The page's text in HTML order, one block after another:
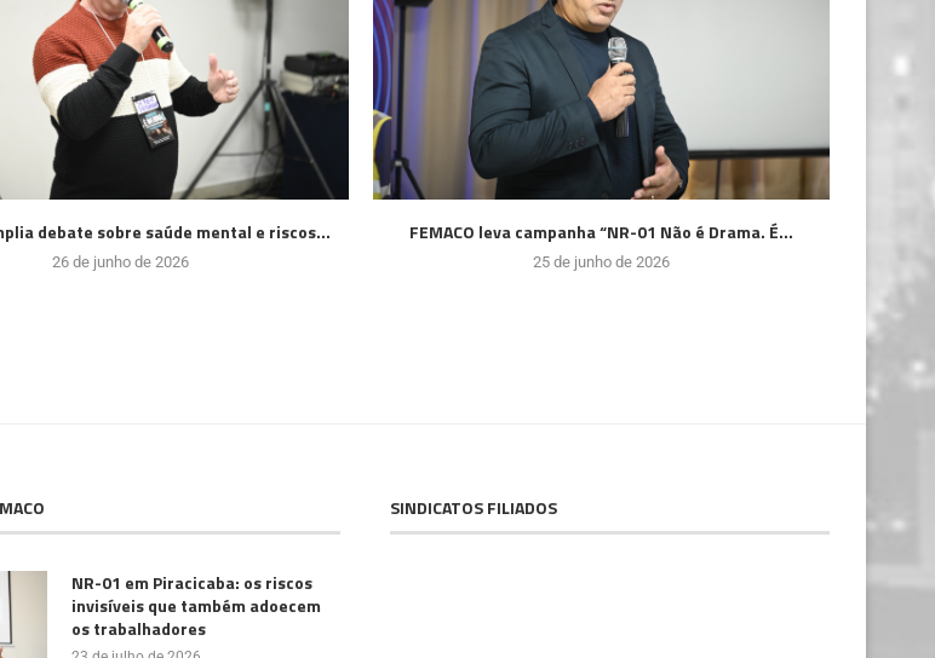
debate sobre saúde mental e riscos...
26 de junho de 2026
FEMACO leva campanha “NR-01 Não é Drama. É...
25 de junho de 2026
NR-01 em Piracicaba: os riscos
invisíveis que também adoecem
os trabalhadores
SINDICATOS FILIADOS